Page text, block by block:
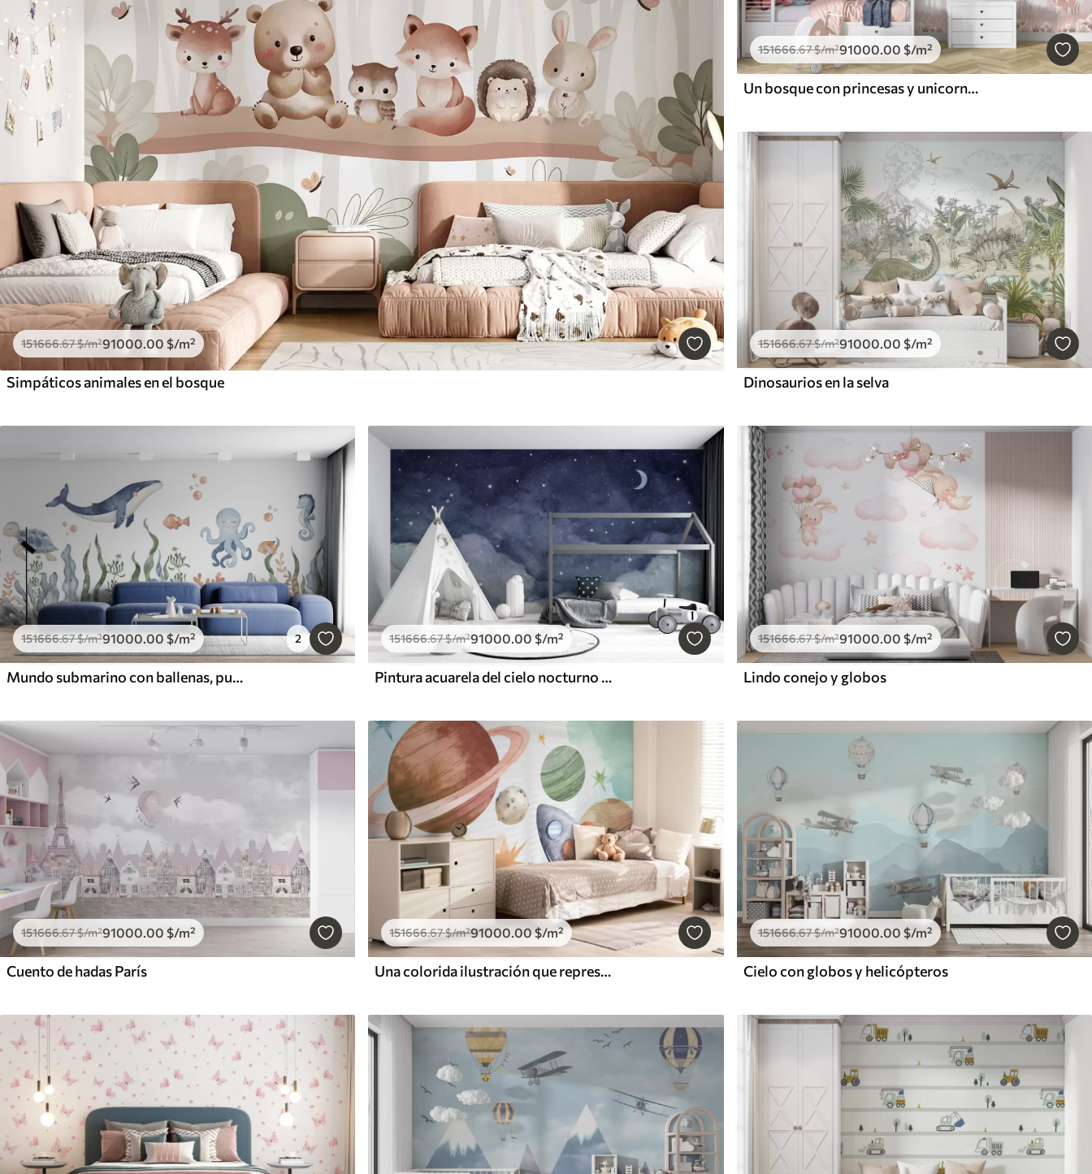
151666.67$/m²91000.00 $/m²
Simpáticos animales en el bosque
151666.67$/m²91000 .00 $/m²
Un bosque con princesas y unicornios
151666.67$/m²91000.00 $/m²
Dinosaurios en la selva
151666.67$/m²91000 .00 $/m² 2
Mundo submarino con ballenas, pulpos y tortugas
151666.67$/m²91000 .00 $/m²
Pintura acuarela del cielo nocturno con luna creciente y estrellas brillantes
151666.67$/m²91000 .00 $/m²
Lindo conejo y globos
151666.67$/m²91000.00 $/m²
Cuento de hadas París
151666.67$/m²91000.00$/m²
Una colorida ilustración que representa varios planetas y acuarela espacial
151666.67$/m²91000.00 $/m²
Cielo con globos y helicópteros